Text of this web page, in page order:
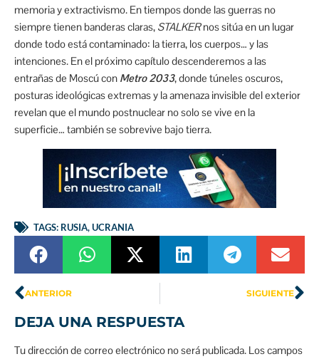
memoria y extractivismo. En tiempos donde las guerras no
siempre tienen banderas claras, STALKERnos sitúa en un lugar
donde todo está contaminado: la tierra, los cuerpos… y las
intenciones. En el próximo capítulo descenderemos a las
entrañas de Moscú con Metro 2033, donde túneles oscuros,
posturas ideológicas extremas y la amenaza invisible del exterior
revelan que el mundo postnuclear no solo se vive en la
superficie… también se sobrevive bajo tierra.
TAGS: RUSIA,UCRANIA
ANTERIOR SIGUIENTE
DEJA UNA RESPUESTA
Tu dirección de correo electrónico no será publicada. Los campos